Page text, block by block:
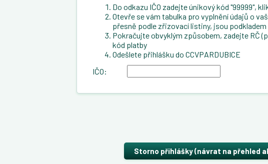
Do odkazu IČO zadejte únikový kód "99999",
Otevře se vám tabulka pro vyplnění údajů o
přesně podle zřizovací listiny, jsou
Pokračujte obvyklým způsobem, zadejte RČ
kód platby
Odešlete přihlášku do CCVPARDUBICE
IČO:
Storno přihlášky (návrat na přehled